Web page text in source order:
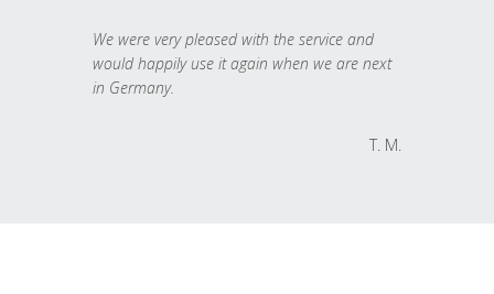
We were very pleased with the service and
would happily use it again when we are next
in Germany.
T. M.